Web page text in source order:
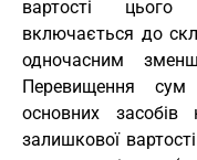
вартості
включається до
одночасним
Перевищення сум
основних
залишкової